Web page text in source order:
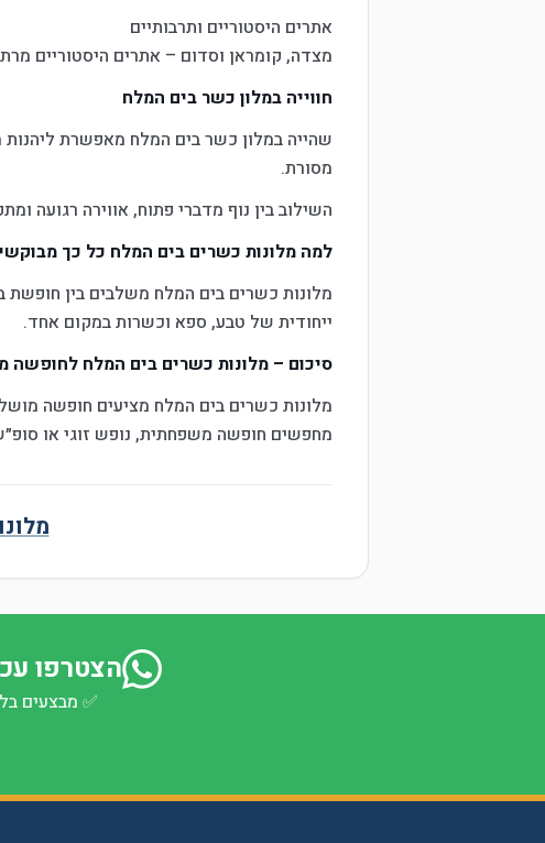
אתרים היסטוריים ותרבותיים
מצדה, קומראן וסדום – אתרים היסטוריים
חווייה במלון כשר בים המלח
שהייה במלון כשר בים המלח מאפשרת
מסורת.
השילוב בין נוף מדברי פתוח, אווירה רגועה
למה מלונות כשרים בים המלח כל כך
מלונות כשרים בים המלח משלבים בין חופשת
ייחודית של טבע, ספא וכשרות במקום אחד.
סיכום – מלונות כשרים בים המלח לחופשה
מלונות כשרים בים המלח מציעים חופשה
מחפשים חופשה משפחתית, נופש זוגי או
הצטרפו
✅ מבצעים